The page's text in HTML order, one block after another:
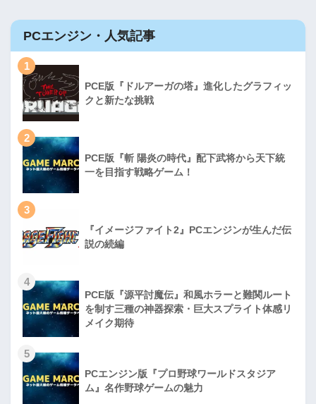
PCエンジン・人気記事
1
PCE版『ドルアーガの塔』進化したグラフィッ
クと新たな挑戦
2
PCE版『斬 陽炎の時代』配下武将から天下統
一を目指す戦略ゲーム！
3
『イメージファイト2』PCエンジンが生んだ伝
説の続編
4
PCE版『源平討魔伝』和風ホラーと難関ルート
を制す三種の神器探索・巨大スプライト体感リ
メイク期待
5
PCエンジン版『プロ野球ワールドスタジア
ム』名作野球ゲームの魅力